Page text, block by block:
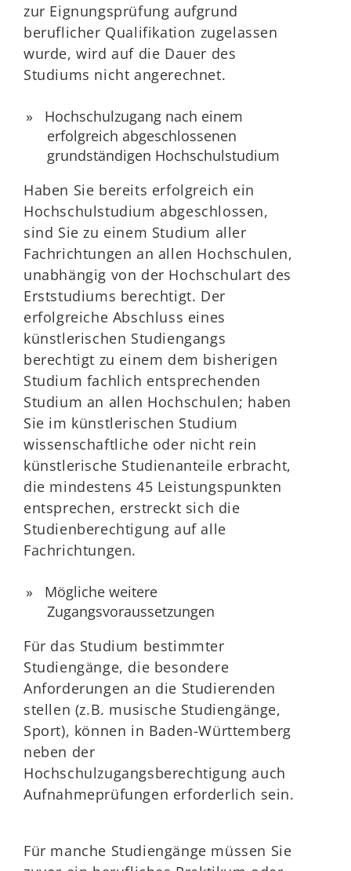
zur Eignungsprüfung aufgrund
beruflicher Qualifikation zugelassen
wurde, wird auf die Dauer des
Studiums nicht angerechnet.
Hochschulzugang nach einem
erfolgreich abgeschlossenen
grundständigen Hochschulstudium
Haben Sie bereits erfolgreich ein
Hochschulstudium abgeschlossen,
sind Sie zu einem Studium aller
Fachrichtungen an allen Hochschulen,
unabhängig von der Hochschulart des
Erststudiums berechtigt. Der
erfolgreiche Abschluss eines
künstlerischen Studiengangs
berechtigt zu einem dem bisherigen
Studium fachlich entsprechenden
Studium an allen Hochschulen; haben
Sie im künstlerischen Studium
wissenschaftliche oder nicht rein
künstlerische Studienanteile erbracht,
die mindestens 45 Leistungspunkten
entsprechen, erstreckt sich die
Studienberechtigung auf alle
Fachrichtungen.
Mögliche weitere
Zugangsvoraussetzungen
Für das Studium bestimmter
Studiengänge, die besondere
Anforderungen an die Studierenden
stellen (z.B. musische Studiengänge,
Sport), können in Baden-Württemberg
neben der
Hochschulzugangsberechtigung auch
Aufnahmeprüfungen erforderlich sein.
Für manche Studiengänge müssen Sie